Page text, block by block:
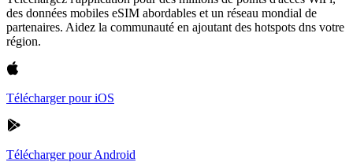
des données mobiles eSIM abordables et un réseau mondial de
partenaires. Aidez la communauté en ajoutant des hotspots dns votre
région.
Télécharger pour iOS
Télécharger pour Android